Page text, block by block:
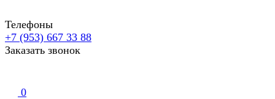
Телефоны
+7 (953) 667 33 88
Заказать звонок
0